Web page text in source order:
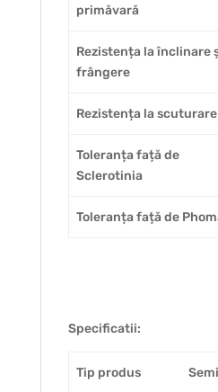
primăvară
Rezistența la înclinare
frângere
Rezistența la scuturare
Toleranța față de
Sclerotinia
Toleranța față de
Specificatii:
Tip produs